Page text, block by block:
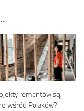
remontów są
wśród Polaków?